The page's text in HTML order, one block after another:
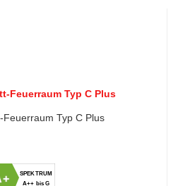
Feuerraum Typ C Plus
SPEKTRUM
A++ bis G